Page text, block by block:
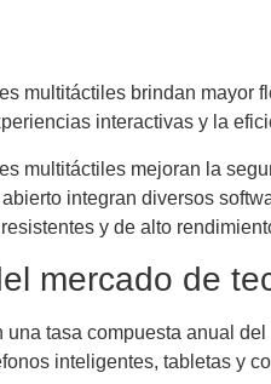
multitáctiles brindan mayor
interactivas y la
multitáctiles mejoran la
integran diversos
y de alto
mercado de
una tasa compuesta anual
inteligentes, tabletas y